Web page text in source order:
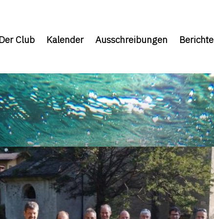
Club Kalender Ausschreibungen Berichte